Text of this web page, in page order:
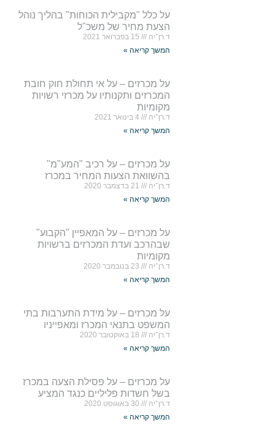
על כלל "מקבילית הכוחות" בהליך נוהל
הצעת מחיר של משכ"ל
ד.רן־יה
15 בפברואר 2021
המשך קריאה »
על מכרזים – על אי תחולת חוק חובת
המכרזים ותקנותיו על מכרזי רשויות
מקומיות
ד.רן־יה
4 בינואר 2021
המשך קריאה »
על מכרזים – על רכיב "המע"מ"
בהשוואת הצעות המחיר במכרז
ד.רן־יה
21 בדצמבר 2020
המשך קריאה »
על מכרזים – על המאפיין "הקבוע"
שבהרכב ועדת המכרזים ברשויות
מקומיות
ד.רן־יה
23 בנובמבר 2020
המשך קריאה »
על מכרזים – על מידת התערבות בתי
המשפט בתנאי המכרז ומאפייניו
ד.רן־יה
18 באוקטובר 2020
המשך קריאה »
על מכרזים – על פסילת הצעה במכרז
בשל חשדות פליליים כנגד המציע
ד.רן־יה
30 באוגוסט 2020
המשך קריאה »